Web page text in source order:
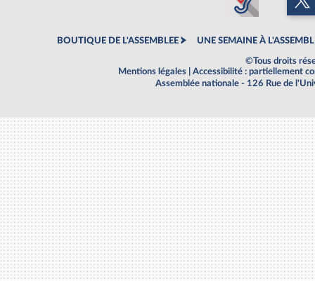
BOUTIQUE DE L'ASSEMBLEE UNE SEMAINE À
©Tous droits
Mentions légales
Accessibilité : partiellement
Assemblée nationale - 126 Rue de